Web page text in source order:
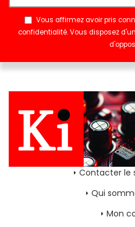
Vous affirmez avoir pris
confidentialité. Vous disposez
Contacter le
Qui
Mon